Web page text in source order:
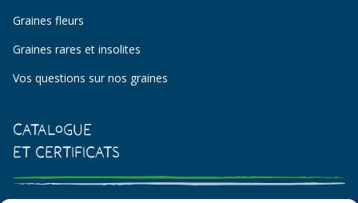
Graines fleurs
Graines rares et insolites
Vos questions sur nos graines
Catalogue
et certificats